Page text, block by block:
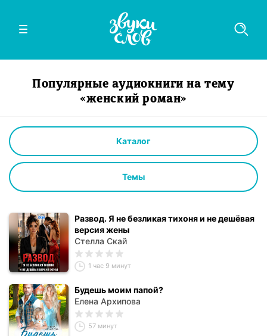
Популярные аудиокниги на тему
«женский роман»
Каталог
Темы
Развод. Я не безликая тихоня и не дешёвая
версия жены
Стелла Скай
1 час 9 минут
Будешь моим папой?
Елена Архипова
57 минут